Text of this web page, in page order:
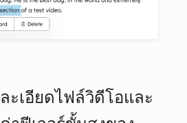
ะเอียดไฟล์วิดีโอและ